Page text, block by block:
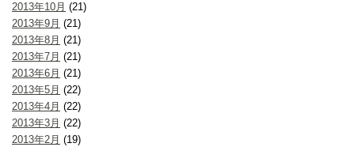
2013年10月 (21)
2013年9月 (21)
2013年8月 (21)
2013年7月 (21)
2013年6月 (21)
2013年5月 (22)
2013年4月 (22)
2013年3月 (22)
2013年2月 (19)